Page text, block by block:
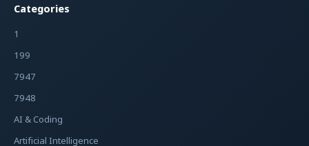
Categories
1
199
7947
7948
AI & Coding
Artificial Intelligence